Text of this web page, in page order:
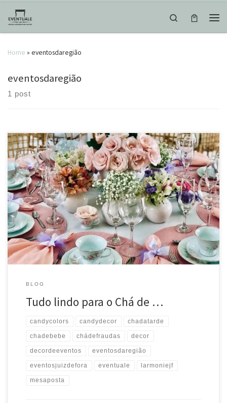
Skip to content
Search
Home » eventosdaregião
eventosdaregião
1 post
Tudo lindo para o Chá de Fraldas da Helena!
@larmoniejf . . . . . . . .
. . . #eventuale #larmoniejf #decordeeventos #chadebebe
#chádefraudas #candycolors #candydecor #decor #mesaposta
#chadatarde #eventosjuizdefora #eventosdaregião
BLOG
Tudo lindo para o Chá de …
candycolors candydecor chadatarde
chadebebe chádefraudas decor
decordeeventos eventosdaregião
eventosjuizdefora eventuale larmoniejf
mesaposta